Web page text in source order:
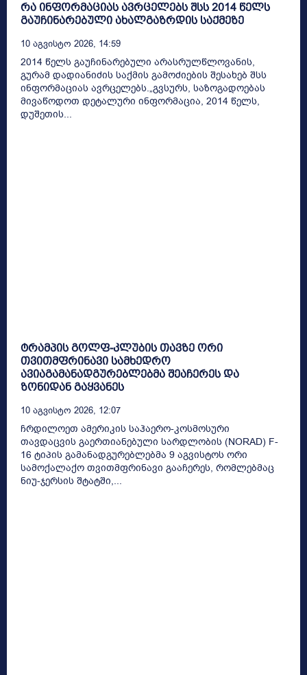
რა ინფორმაციას ავრცელებს შსს 2014 წელს
გაუჩინარებული ახალგაზრდის საქმეზე
10 Აგვისტო 2026, 14:59
2014 წელს გაუჩინარებული არასრულწლოვანის,
გურამ დადიანიძის საქმის გამოძიების შესახებ შსს
ინფორმაციას ავრცელებს.„გვსურს, საზოგადოებას
მივაწოდოთ დეტალური ინფორმაცია, 2014 წელს,
დუშეთის...
ტრამპის გოლფ-კლუბის თავზე ორი
თვითმფრინავი სამხედრო
ავიაგამანადგურებლებმა შეაჩერეს და
ზონიდან გაყვანეს
10 Აგვისტო 2026, 12:07
ჩრდილოეთ ამერიკის საჰაერო-კოსმოსური
თავდაცვის გაერთიანებული სარდლობის (NORAD) F-
16 ტიპის გამანადგურებლებმა 9 აგვისტოს ორი
სამოქალაქო თვითმფრინავი გააჩერეს, რომლებმაც
ნიუ-ჯერსის შტატში,...